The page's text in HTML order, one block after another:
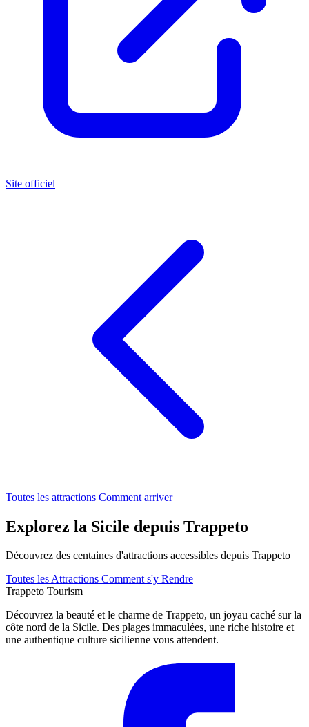
Site officiel
Toutes les attractions Comment arriver
Explorez la Sicile depuis Trappeto
Découvrez des centaines d'attractions accessibles depuis Trappeto
Toutes les Attractions Comment s'y Rendre
Trappeto Tourism
Découvrez la beauté et le charme de Trappeto, un joyau caché sur la
côte nord de la Sicile. Des plages immaculées, une riche histoire et
une authentique culture sicilienne vous attendent.